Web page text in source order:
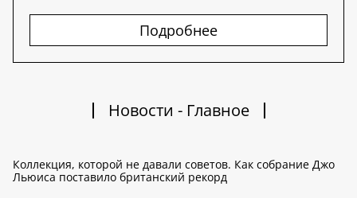
Подробнее
Новости - Главное
Коллекция, которой не давали советов. Как собрание Джо
Льюиса поставило британский рекорд